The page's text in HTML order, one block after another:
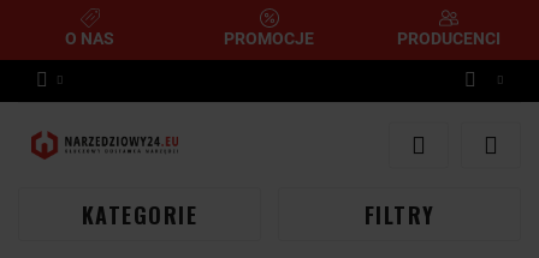
O NAS PROMOCJE PRODUCENCI
Zaloguj się
Dodaj zgłoszenie
KATEGORIE FILTRY